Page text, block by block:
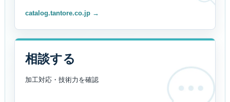
catalog.tantore.co.jp →
相談する
加工対応・技術力を確認